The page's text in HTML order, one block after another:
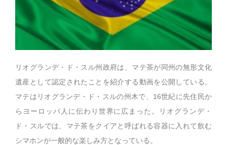
リオグランデ・ド・スル州政府は、マテ茶が同州の無形文化
遺産として認定されたことを紹介する動画を公開している。
マテはリオグランデ・ド・スルの州木で、16世紀に先住民か
らヨーロッパ人に伝わり世界に広まった。リオグランデ・
ド・スルでは、マテ茶をクイアと呼ばれる容器に入れて飲む
シマホンが一般的な楽しみ方となっている。